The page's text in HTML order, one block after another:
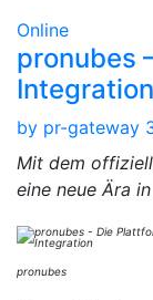
Online
pronubes
Integration
by pr-gateway
Mit dem
eine neue Ära
pronubes